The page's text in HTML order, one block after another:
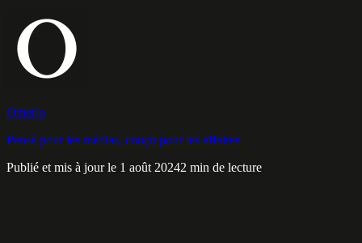
Omerlo
Pensé pour les médias, conçu pour les affaires.
Publié et mis à jour le 1 août 20242 min de lecture